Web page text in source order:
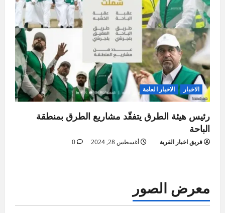
الاخبار الاخبار العامة
رئيس هيئة الطرق يتفقّد مشاريع الطرق بمنطقة
الباحة
فريق اخبار القرية أغسطس 28, 2024 0
معرض الصور